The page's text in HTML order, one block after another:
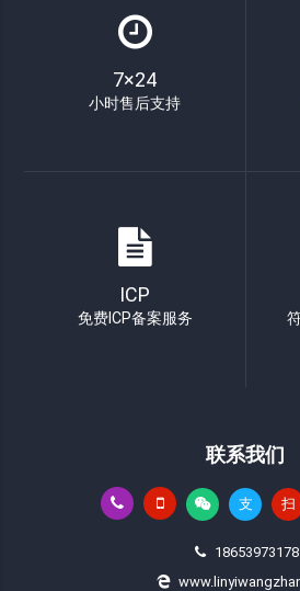
7×24
小时售后支持
ICP
免费ICP备案服务
联系我们
支 扫
18653973178